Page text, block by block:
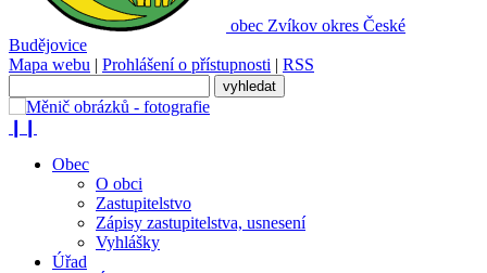
obec Zvíkov okres České
Budějovice
Mapa webu | Prohlášení o přístupnosti | RSS
Obec
O obci
Zastupitelstvo
Zápisy zastupitelstva, usnesení
Vyhlášky
Úřad